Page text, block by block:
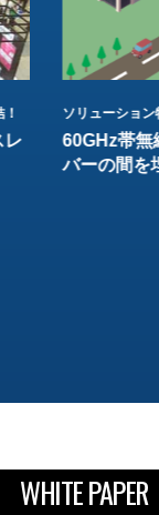
レ
ソリューション
60GHz帯
バーの間を
WHITE PAPER